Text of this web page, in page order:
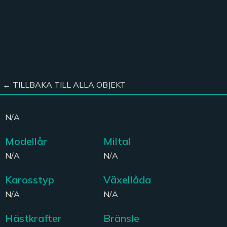
← TILLBAKA TILL ALLA OBJEKT
N/A
Modellår
N/A
Miltal
N/A
Karosstyp
N/A
Växellåda
N/A
Hästkrafter Bränsle